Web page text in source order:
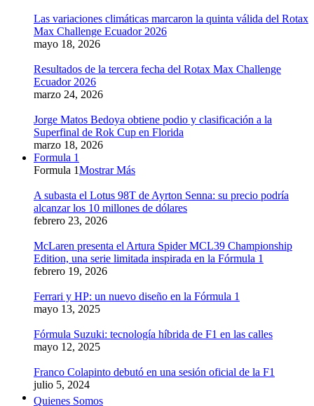
Las variaciones climáticas marcaron la quinta válida del Rotax
Max Challenge Ecuador 2026
mayo 18, 2026
Resultados de la tercera fecha del Rotax Max Challenge
Ecuador 2026
marzo 24, 2026
Jorge Matos Bedoya obtiene podio y clasificación a la
Superfinal de Rok Cup en Florida
marzo 18, 2026
Formula 1
Formula 1Mostrar Más
A subasta el Lotus 98T de Ayrton Senna: su precio podría
alcanzar los 10 millones de dólares
febrero 23, 2026
McLaren presenta el Artura Spider MCL39 Championship
Edition, una serie limitada inspirada en la Fórmula 1
febrero 19, 2026
Ferrari y HP: un nuevo diseño en la Fórmula 1
mayo 13, 2025
Fórmula Suzuki: tecnología híbrida de F1 en las calles
mayo 12, 2025
Franco Colapinto debutó en una sesión oficial de la F1
julio 5, 2024
Quienes Somos